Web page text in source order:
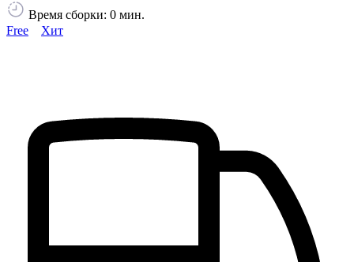
Время сборки: 0 мин.
Free
Хит